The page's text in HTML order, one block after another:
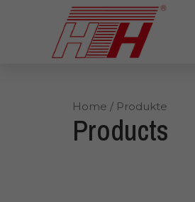
Home / Produkte
Products